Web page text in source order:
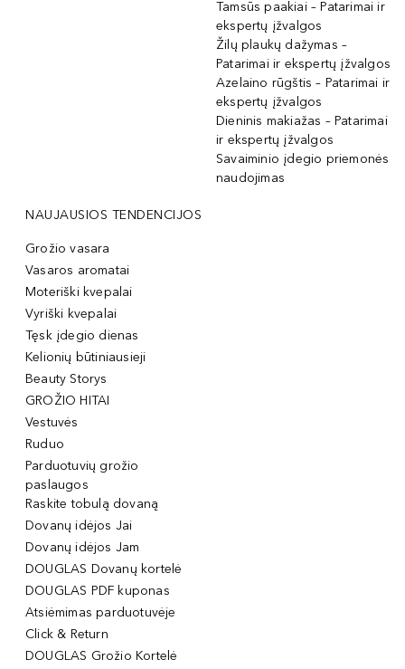
Tamsūs paakiai – Patarimai ir
ekspertų įžvalgos
Žilų plaukų dažymas –
Patarimai ir ekspertų įžvalgos
Azelaino rūgštis – Patarimai ir
ekspertų įžvalgos
Dieninis makiažas – Patarimai
ir ekspertų įžvalgos
Savaiminio įdegio priemonės
naudojimas
NAUJAUSIOS TENDENCIJOS
Grožio vasara
Vasaros aromatai
Moteriški kvepalai
Vyriški kvepalai
Tęsk įdegio dienas
Kelionių būtiniausieji
Beauty Storys
GROŽIO HITAI
Vestuvės
Ruduo
Parduotuvių grožio
paslaugos
Raskite tobulą dovaną
Dovanų idėjos Jai
Dovanų idėjos Jam
DOUGLAS Dovanų kortelė
DOUGLAS PDF kuponas
Atsiėmimas parduotuvėje
Click & Return
DOUGLAS Grožio Kortelė